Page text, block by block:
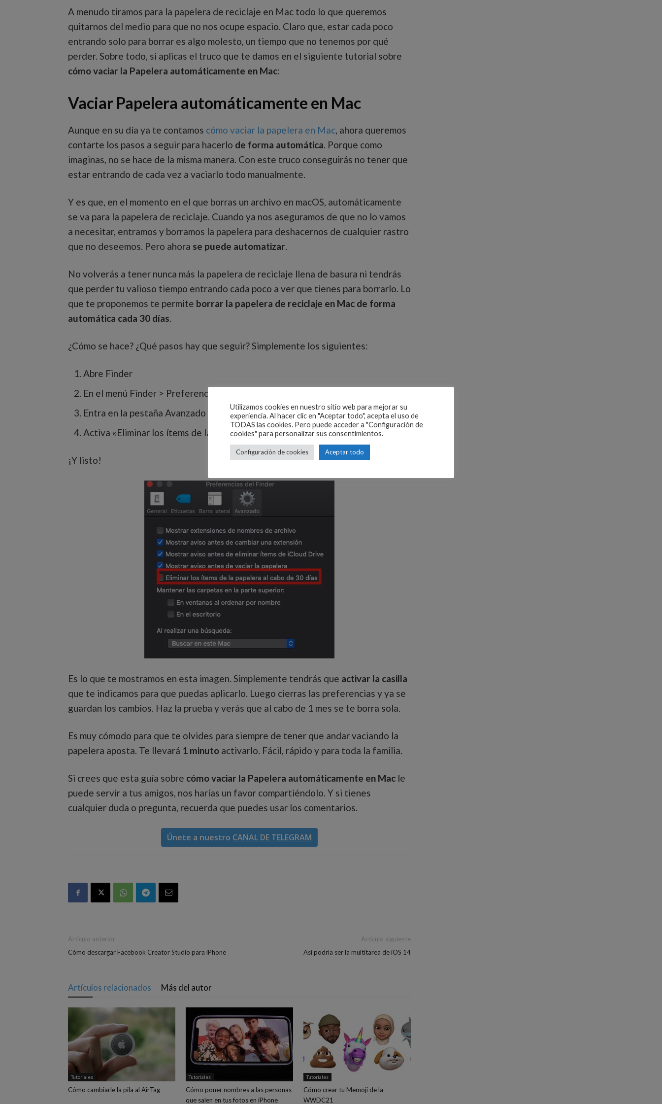
A menudo tiramos para la papelera de reciclaje en Mac todo lo que queremos
quitarnos del medio para que no nos ocupe espacio. Claro que, estar cada poco
entrando solo para borrar es algo molesto, un tiempo que no tenemos por qué
perder. Sobre todo, si aplicas el truco que te damos en el siguiente tutorial sobre
cómo vaciar la Papelera automáticamente en Mac:
Vaciar Papelera automáticamente en Mac
Aunque en su día ya te contamos cómo vaciar la papelera en Mac, ahora queremos
contarte los pasos a seguir para hacerlo de forma automática. Porque como
imaginas, no se hace de la misma manera. Con este truco conseguirás no tener que
estar entrando de cada vez a vaciarlo todo manualmente.
Y es que, en el momento en el que borras un archivo en macOS, automáticamente
se va para la papelera de reciclaje. Cuando ya nos aseguramos de que no lo vamos
a necesitar, entramos y borramos la papelera para deshacernos de cualquier rastro
que no deseemos. Pero ahora se puede automatizar.
No volverás a tener nunca más la papelera de reciclaje llena de basura ni tendrás
que perder tu valioso tiempo entrando cada poco a ver que tienes para borrarlo. Lo
que te proponemos te permite borrar la papelera de reciclaje en Mac de forma
automática cada 30 días.
¿Cómo se hace? ¿Qué pasos hay que seguir? Simplemente los siguientes:
Abre Finder
En el menú Finder > Preferencias
Entra en la pestaña Avanzado
Activa «Eliminar los ítems de la papelera al cabo de 30 días»
¡Y listo!
Es lo que te mostramos en esta imagen. Simplemente tendrás que activar la casilla
que te indicamos para que puedas aplicarlo. Luego cierras las preferencias y ya se
guardan los cambios. Haz la prueba y verás que al cabo de 1 mes se te borra sola.
Es muy cómodo para que te olvides para siempre de tener que andar vaciando la
papelera aposta. Te llevará 1 minuto activarlo. Fácil, rápido y para toda la familia.
Si crees que esta guía sobre cómo vaciar la Papelera automáticamente en Mac le
puede servir a tus amigos, nos harías un favor compartiéndolo. Y si tienes
cualquier duda o pregunta, recuerda que puedes usar los comentarios.
Únete a nuestro CANAL DE TELEGRAM
Artículo anterior
Cómo descargar Facebook Creator Studio para iPhone
Artículo siguiente
Así podría ser la multitarea de iOS 14
Artículos relacionados Más del autor
Tutoriales
Cómo cambiarle la pila al AirTag
Tutoriales
Cómo poner nombres a las personas
que salen en tus fotos en iPhone
Tutoriales
Cómo crear tu Memoji de la
WWDC21
Utilizamos cookies en nuestro sitio web para mejorar su
experiencia. Al hacer clic en "Aceptar todo", acepta el uso de
TODAS las cookies. Pero puede acceder a "Configuración de
cookies" para personalizar sus consentimientos.
Configuración de cookies Aceptar todo